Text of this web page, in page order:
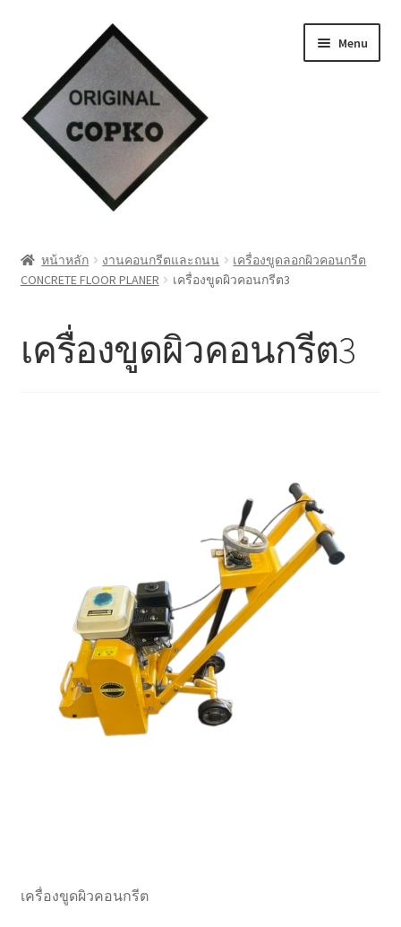
navigation
content
Menu
Cart
My account
ประวัติบริษัท
ลูกค้าของเรา
หน้าหลัก งานคอนกรีตและถนน
เครื่องขูดลอกผิวคอนกรีต
CONCRETE FLOOR PLANER
เครื่องขูดผิวคอนกรีต3
เครื่องขูดผิวคอนกรีต3
เครื่องขูดผิวคอนกรีต